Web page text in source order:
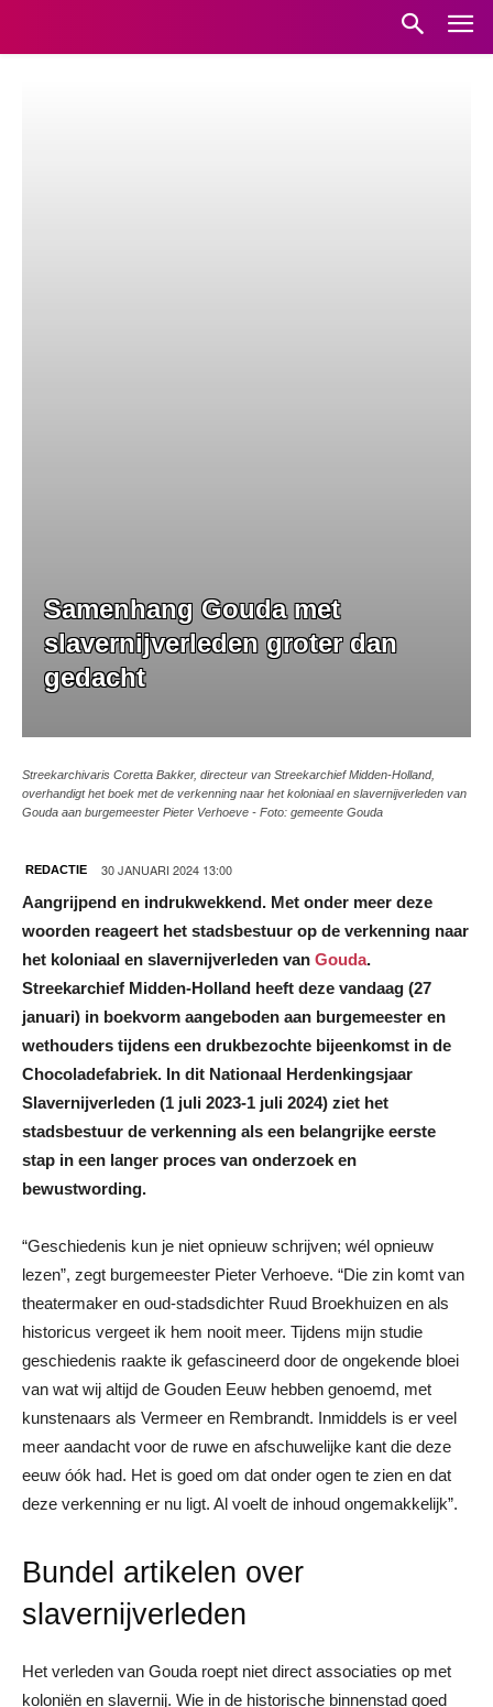
Samenhang Gouda met
slavernijverleden groter dan
gedacht
Streekarchivaris Coretta Bakker, directeur van Streekarchief Midden-Holland,
overhandigt het boek met de verkenning naar het koloniaal en slavernijverleden van
Gouda aan burgemeester Pieter Verhoeve - Foto: gemeente Gouda
REDACTIE 30 JANUARI 2024 13:00
Aangrijpend en indrukwekkend. Met onder meer deze
woorden reageert het stadsbestuur op de verkenning naar
het koloniaal en slavernijverleden van Gouda.
Streekarchief Midden-Holland heeft deze vandaag (27
januari) in boekvorm aangeboden aan burgemeester en
wethouders tijdens een drukbezochte bijeenkomst in de
Chocoladefabriek. In dit Nationaal Herdenkingsjaar
Slavernijverleden (1 juli 2023-1 juli 2024) ziet het
stadsbestuur de verkenning als een belangrijke eerste
stap in een langer proces van onderzoek en
bewustwording.
“Geschiedenis kun je niet opnieuw schrijven; wél opnieuw
lezen”, zegt burgemeester Pieter Verhoeve. “Die zin komt van
theatermaker en oud-stadsdichter Ruud Broekhuizen en als
historicus vergeet ik hem nooit meer. Tijdens mijn studie
geschiedenis raakte ik gefascineerd door de ongekende bloei
van wat wij altijd de Gouden Eeuw hebben genoemd, met
kunstenaars als Vermeer en Rembrandt. Inmiddels is er veel
meer aandacht voor de ruwe en afschuwelijke kant die deze
eeuw óók had. Het is goed om dat onder ogen te zien en dat
deze verkenning er nu ligt. Al voelt de inhoud ongemakkelijk”.
Bundel artikelen over
slavernijverleden
Het verleden van Gouda roept niet direct associaties op met
koloniën en slavernij. Wie in de historische binnenstad goed